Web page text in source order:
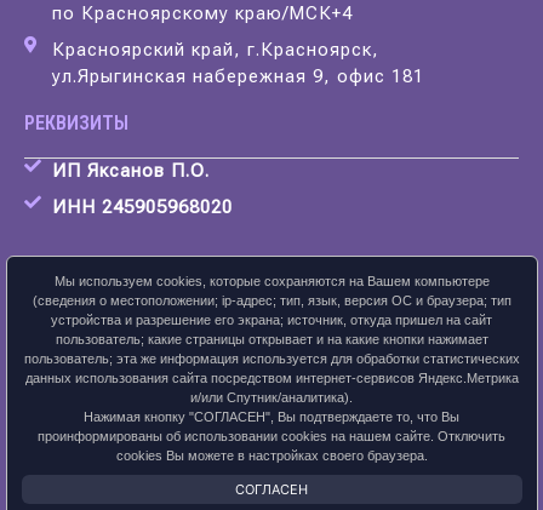
по Красноярскому краю/МСК+4
Красноярский край, г.Красноярск,
ул.Ярыгинская набережная 9, офис 181
РЕКВИЗИТЫ
ИП Яксанов П.О.
ИНН 245905968020
Скачать карточку предприятия
ПОЛИТИКА КОНФИДЕНЦИАЛЬНОСТИ
2026 © ЛАНСАЙТ
Мы используем cookies, которые сохраняются на Вашем компьютере
(сведения о местоположении; ip-адрес; тип, язык, версия ОС и браузера; тип
устройства и разрешение его экрана; источник, откуда пришел на сайт
пользователь; какие страницы открывает и на какие кнопки нажимает
пользователь; эта же информация используется для обработки статистических
данных использования сайта посредством интернет-сервисов Яндекс.Метрика
и/или Спутник/аналитика).
Нажимая кнопку "СОГЛАСЕН", Вы подтверждаете то, что Вы
проинформированы об использовании cookies на нашем сайте. Отключить
cookies Вы можете в настройках своего браузера.
СОГЛАСЕН